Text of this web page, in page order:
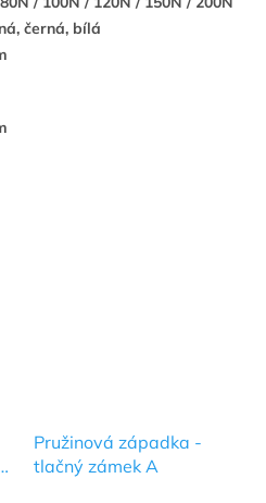
Pružinová západka -
tlačný zámek A
černá, bílá